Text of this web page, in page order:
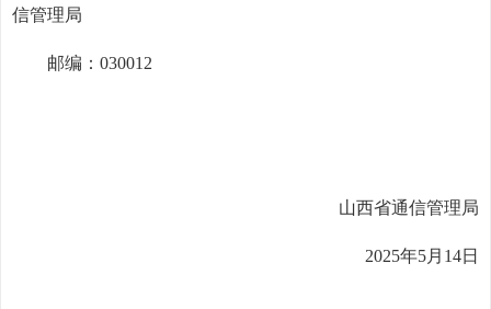
信管理局
邮编：030012
山西省通信管理局
2025年5月14日